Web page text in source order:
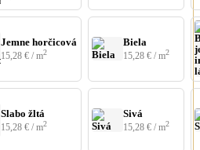
Jemne horčicová
15,28 € / m2
Biela
15,28 € / m2
Slabo žltá
15,28 € / m2
Sivá
15,28 € / m2